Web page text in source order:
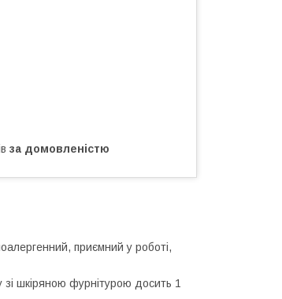
за домовленістю
приємний у роботі,
зі шкіряною фурнітурою досить 1